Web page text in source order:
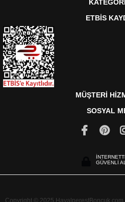
ETBİS
MÜŞTERİ
SOSYAL
GÜVENLİ
Copyright © 2025